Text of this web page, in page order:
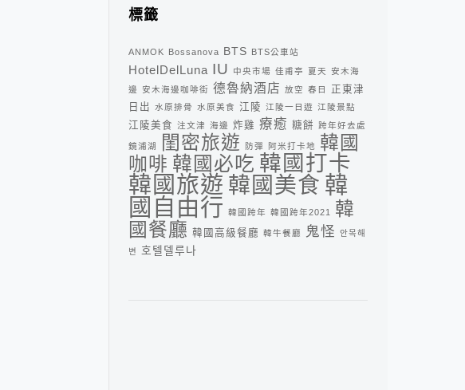
標籤
ANMOK Bossanova BTS BTS公車站
HotelDelLuna IU 中央市場 佳甫亭 夏天 安木海
邊 安木海邊咖啡街 德魯納酒店 放空 春日
正東津
日出 水原排骨 水原美食 江陵 江陵一日遊 江陵景點
江陵美食 注文津 海邊 炸雞 療癒 糖餅 跨年好去處
鏡浦湖 閨密旅遊 防彈 阿米打卡地
韓國
咖啡 韓國必吃 韓國打卡
韓國旅遊 韓國美食 韓
國自由行 韓國跨年 韓國跨年2021
韓
國餐廳 韓國高級餐廳 韓牛餐廳 鬼怪 안목해
변
호텔델루나